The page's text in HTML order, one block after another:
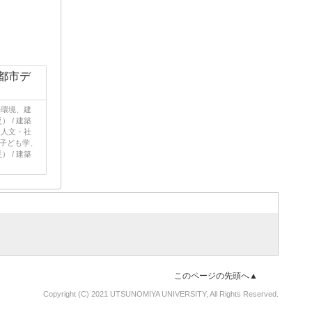
市デ
境、建
） / 建築
文・社
ども学、
） / 建築
このページの先頭へ▲
Copyright (C) 2021 UTSUNOMIYA UNIVERSITY, All Rights Reserved.